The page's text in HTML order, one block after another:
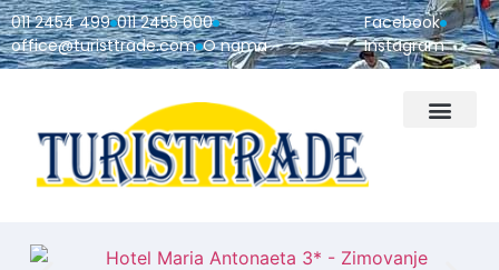
011 2454 499 011 2455 600
office@turisttrade.com O nama
Facebook
Instagram